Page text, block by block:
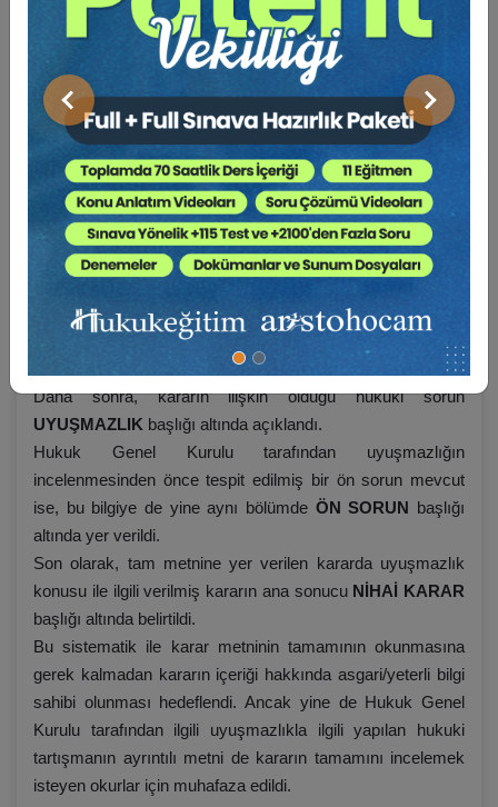
Önceki Sonraki
NİHAİ KARAR: …
KARAR METNİ
…
Öncelikle kararın künye bilgilerine yer verildi ve kararın
içeriği dikkate alınarak anahtar kelimeler belirlendi. Her
karar metninin başında yer alan gri tablo bu bilgileri
Daha sonra, kararın ilişkin olduğu hukuki sorun
UYUŞMAZLIK başlığı altında açıklandı.
Hukuk Genel Kurulu tarafından uyuşmazlığın
incelenmesinden önce tespit edilmiş bir ön sorun mevcut
ise, bu bilgiye de yine aynı bölümde ÖN SORUN
başlığı
altında yer verildi.
Son olarak, tam metnine yer verilen kararda uyuşmazlık
konusu ile ilgili verilmiş kararın ana sonucu NİHAİ KARAR
başlığı altında belirtildi.
Bu sistematik ile karar metninin tamamının okunmasına
gerek kalmadan kararın içeriği hakkında asgari/yeterli bilgi
sahibi olunması hedeflendi. Ancak yine de Hukuk Genel
Kurulu tarafından ilgili uyuşmazlıkla ilgili yapılan hukuki
tartışmanın ayrıntılı metni de kararın tamamını incelemek
isteyen okurlar için muhafaza edildi.